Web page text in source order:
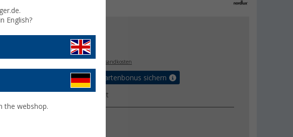
€
zzgl. Versandkosten
Bis zu 5% Vorteilskartenbonus sichern
Produktdatenblatt
English?
the webshop.